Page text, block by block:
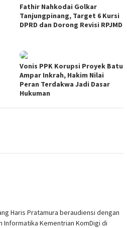
Fathir Nahkodai Golkar
Tanjungpinang, Target 6 Kursi
DPRD dan Dorong Revisi RPJMD
Vonis PPK Korupsi Proyek Batu
Ampar Inkrah, Hakim Nilai
Peran Terdakwa Jadi Dasar
Hukuman